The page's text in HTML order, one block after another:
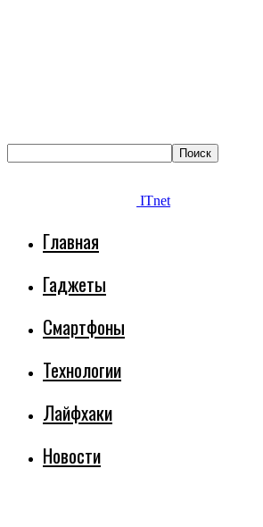
ITnet
Главная
Гаджеты
Смартфоны
Технологии
Лайфхаки
Новости